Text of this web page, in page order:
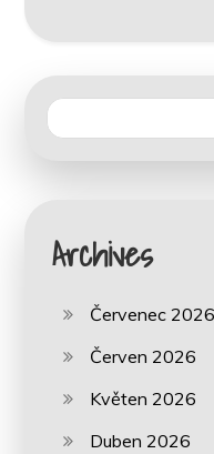
Archives
Červenec 2026
Červen 2026
Květen 2026
Duben 2026